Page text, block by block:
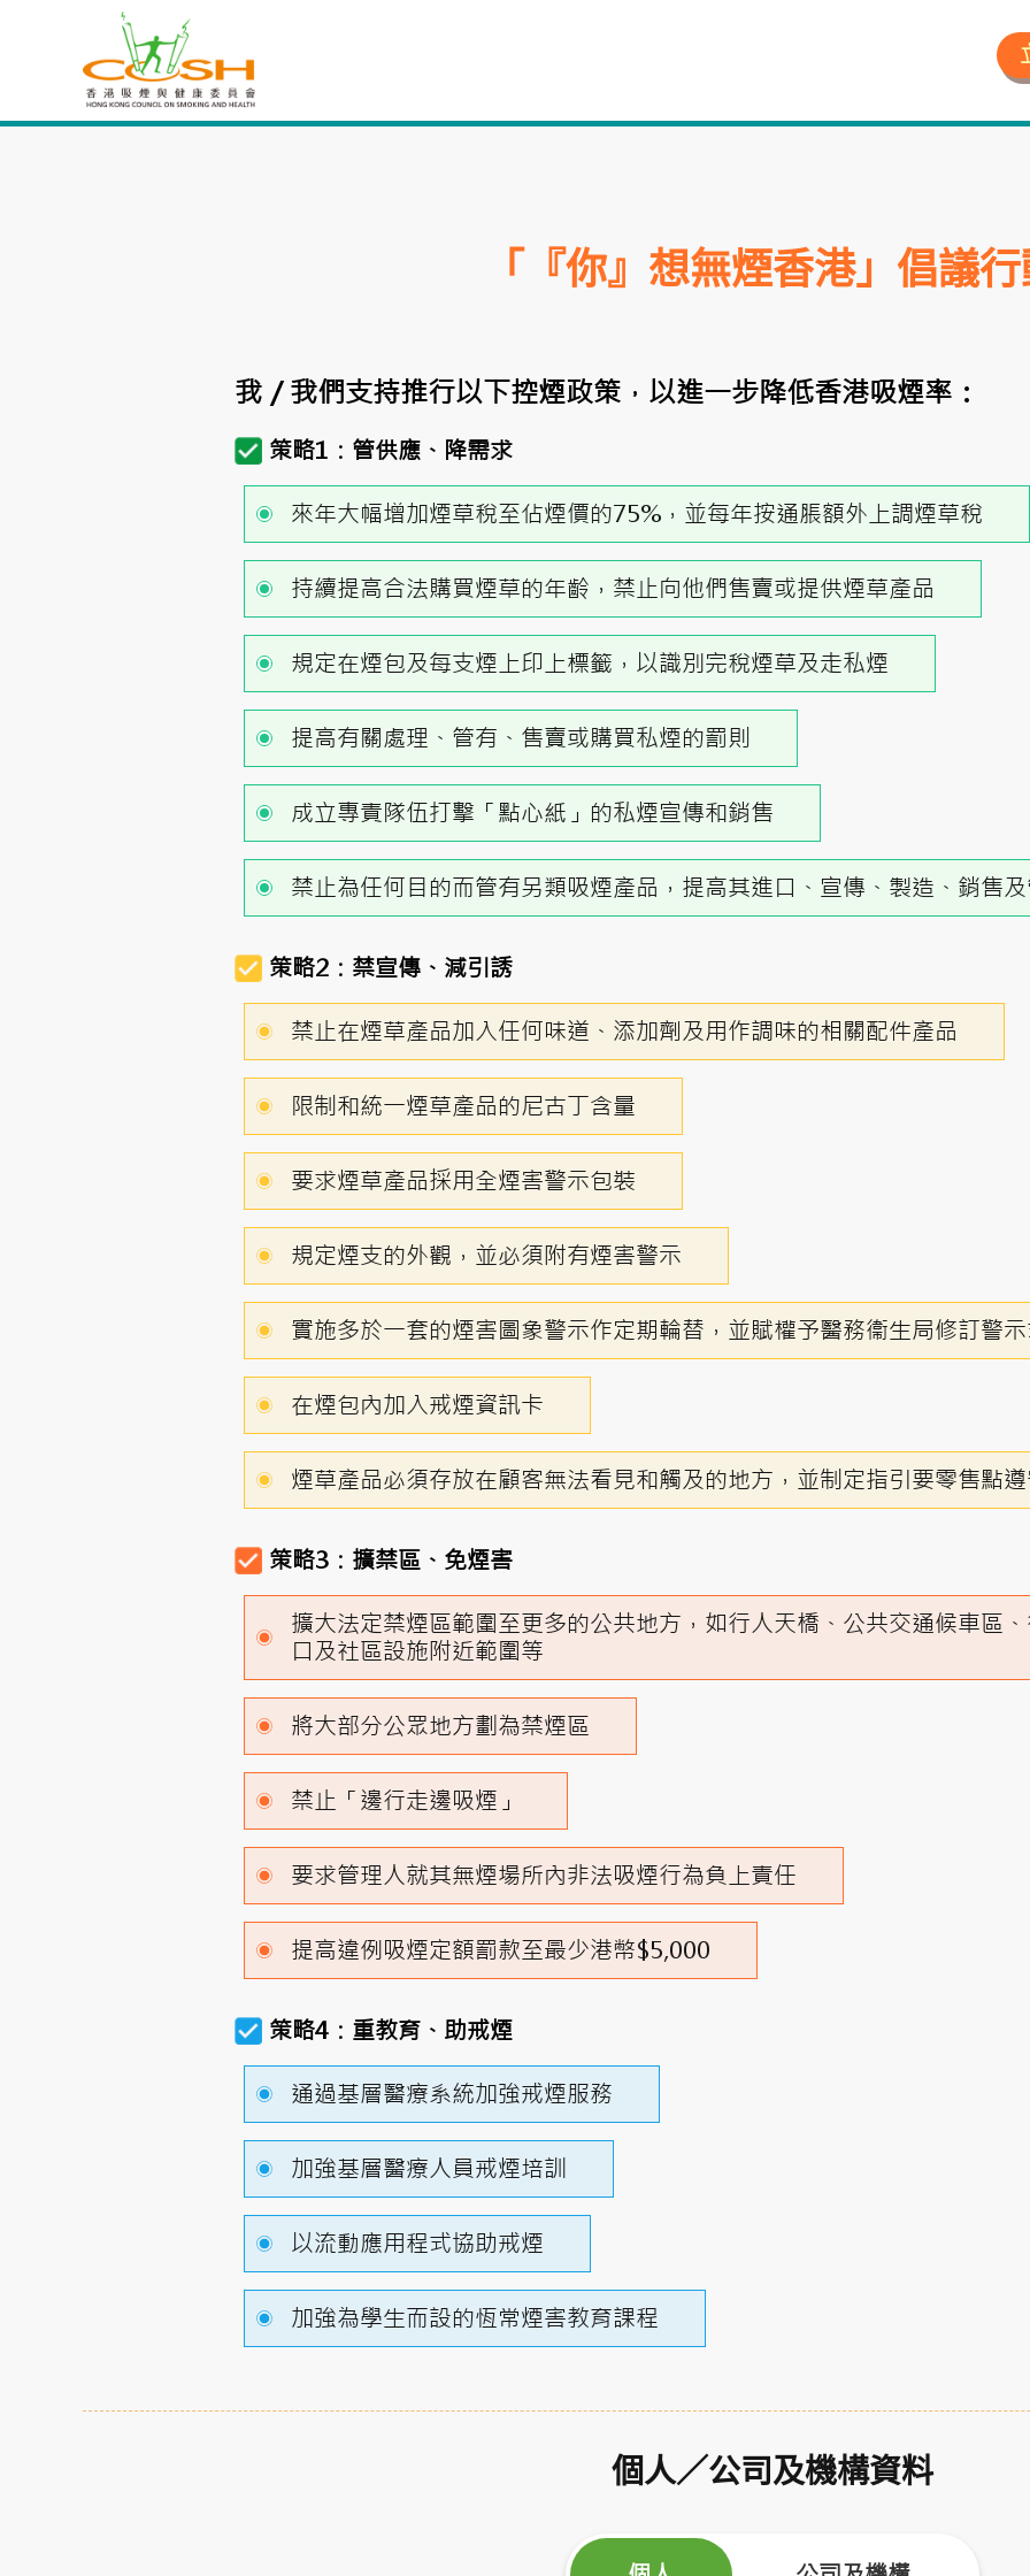
「『你』想無煙香港」倡議
我／我們支持推行以下控煙政策，以進一步降低香港吸煙率：
策略1：管供應、降需求
來年大幅增加煙草稅至佔煙價的75%，並每年按通脹額外上調煙草稅
持續提高合法購買煙草的年齡，禁止向他們售賣或提供煙草產品
規定在煙包及每支煙上印上標籤，以識別完稅煙草及走私煙
提高有關處理、管有、售賣或購買私煙的罰則
成立專責隊伍打擊「點心紙」的私煙宣傳和銷售
禁止為任何目的而管有另類吸煙產品，提高其進口、宣傳、製造、銷售
策略2：禁宣傳、減引誘
禁止在煙草產品加入任何味道、添加劑及用作調味的相關配件產品
限制和統一煙草產品的尼古丁含量
要求煙草產品採用全煙害警示包裝
規定煙支的外觀，並必須附有煙害警示
實施多於一套的煙害圖象警示作定期輪替，並賦權予醫務衞生局修訂警
在煙包內加入戒煙資訊卡
煙草產品必須存放在顧客無法看見和觸及的地方，並制定指引要零售點
策略3：擴禁區、免煙害
擴大法定禁煙區範圍至更多的公共地方，如行人天橋、公共交通候車區
口及社區設施附近範圍等
將大部分公眾地方劃為禁煙區
禁止「邊行走邊吸煙」
要求管理人就其無煙場所內非法吸煙行為負上責任
提高違例吸煙定額罰款至最少港幣$5,000
策略4：重教育、助戒煙
通過基層醫療系統加強戒煙服務
加強基層醫療人員戒煙培訓
以流動應用程式協助戒煙
加強為學生而設的恆常煙害教育課程
個人／公司及機構資料